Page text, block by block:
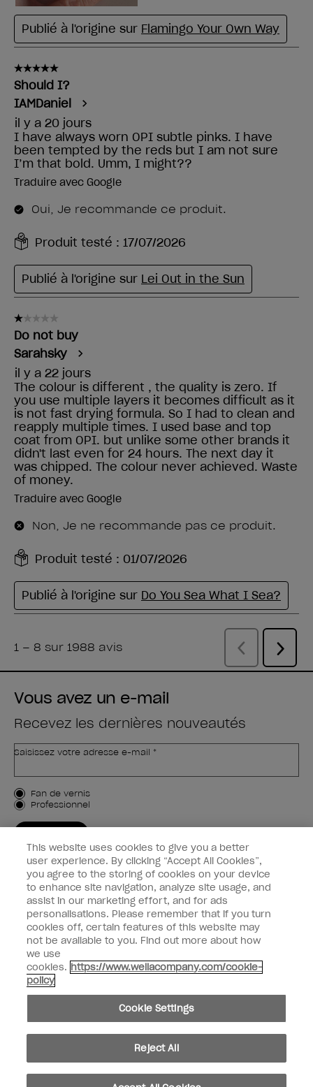
Vous avez un e-mail
Recevez les dernières nouveautés
Saisissez votre adresse e-mail *
Type de client
Fan de vernis
Professionnel
Informations clients
Connectez-Vous
facebookinstagramyoutube
Ne pas partager ou vendre des informations personnelles
Loi californienne sur la transparence des chaînes d'approvisionnement
© Copyright 2024, Wella Operations US LLC, Tous droits réservés.
This website uses cookies to give you a better
user experience. By clicking “Accept All Cookies”,
you agree to the storing of cookies on your device
to enhance site navigation, analyze site usage, and
assist in our marketing effort, and for ads
personalisations. Please remember that if you turn
cookies off, certain features of this website may
not be available to you. Find out more about how
we use
cookies. https://www.wellacompany.com/cookie-
policy
Cookie Settings
Reject All